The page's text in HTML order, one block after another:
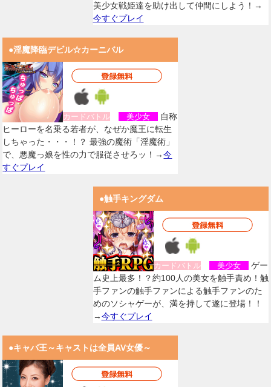
美少女戦姫達を助け出して仲間にしよう！→
今すぐプレイ
●淫魔降臨デビル☆カーニバル
カードバトル 美少女
自称
ヒーローを名乗る若者が、なぜか魔王に転生
しちゃった・・・！？ 最強の魔術「淫魔術」
で、悪魔っ娘を性の力で服従させろッ！→今
すぐプレイ
●触手キングダム
カードバトル 美少女
ゲー
ム史上最多！？約100人の美女を触手責め！触
手ファンの触手ファンによる触手ファンのた
めのソシャゲーが、満を持して遂に登場！！
→今すぐプレイ
●キャバ王～キャストは全員AV女優～